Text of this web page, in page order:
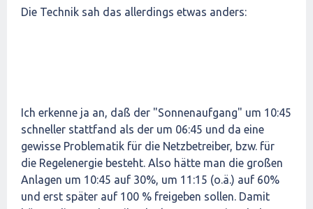
Die Technik sah das allerdings etwas anders:
Ich erkenne ja an, daß der "Sonnenaufgang" um 10:45
schneller stattfand als der um 06:45 und da eine
gewisse Problematik für die Netzbetreiber, bzw. für
die Regelenergie besteht. Also hätte man die großen
Anlagen um 10:45 auf 30%, um 11:15 (o.ä.) auf 60%
und erst später auf 100 % freigeben sollen. Damit